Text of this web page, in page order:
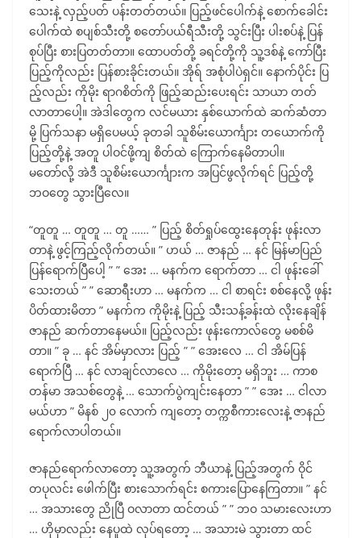
သေးနဲ့ လှည့်ပတ် ပန်းတတ်တယ်။ ပြည့်ဖင်ပေါက်နဲ့ စောက်ခေါင်း
ပေါက်ထဲ စပျစ်သီးတို့ စတော်ပယ်ရီသီးတို့ သွင်းပြီး ပါးစပ်နဲ့ ပြန်
စုပ်ပြီး စားပြတတ်တာ။ ထောပတ်တို့ ခရင်တို့ကို သူ့ဒစ်နဲ့ ကော်ပြီး
ပြည့်ကိုလည်း ပြန်စားခိုင်းတယ်။ အိုရ် အစုံပါပဲရှင်။ နောက်ပိုင်း ပြ
ည့်လည်း ကိုမိုး ရာဂစိတ်ကို ဖြည့်ဆည်းပေးရင်း သာယာ တတ်
လာတာပေါ့။ အဲဒါတွေက လင်မယား နှစ်ယောက်ထဲ ဆက်ဆံတာ
မို့ ပြက်သနာ မရှိပေမယ့် ခုတခါ သူစိမ်းယောင်္ကျား တယောက်ကို
ပြည့်တို့နဲ့ အတူ ပါဝင်ဖို့ကျ စိတ်ထဲ ကြောက်နေမိတာပါ။
မတော်လို့ အဲဒီ သူစိမ်းယောင်္ကျားက အပြင်ဖွလိုက်ရင် ပြည့်တို့
ဘဝတွေ သွားပြီလေ။
“တူတူ … တူတူ … တူ …… ” ပြည့် စိတ်ရှုပ်ထွေးနေတုန်း ဖုန်းလာ
တာနဲ့ ဖွင့်ကြည့်လိုက်တယ်။ ” ဟယ် … ဇာနည် … နင် မြန်မာပြည်
ပြန်ရောက်ပြီပေါ့ ” ” အေး … မနက်က ရောက်တာ … ငါ ဖုန်းခေါ်
သေးတယ် ” ” ဆောရီးဟာ … မနက်က … ငါ စာရင်း စစ်နေလို့ ဖုန်း
ပိတ်ထားမိတာ ” မနက်က ကိုမိုးနဲ့ ပြည့် သီးသန့်ခန်းထဲ လိုးနေချိန်
ဇာနည် ဆက်တာနေမယ်။ ပြည့်လည်း ဖုန်းကောလ်တွေ မစစ်မိ
တာ။ ” ခု … နင် အိမ်မှာလား ပြည့် ” ” အေးလေ … ငါ အိမ်ပြန်
ရောက်ပြီ … နင် လာချင်လာလေ … ကိုမိုးတော့ မရှိဘူး … ကာစ
တန်မာ အသစ်တွေနဲ့ … သောက်ပွဲကျင်းနေတာ ” ” အေး … ငါလာ
မယ်ဟာ ” မိနစ် ၂၀ လောက် ကျတော့ တက္ကစီကားလေးနဲ့ ဇာနည်
ရောက်လာပါတယ်။
ဇာနည်ရောက်လာတော့ သူ့အတွက် ဘီယာနဲ့ ပြည့်အတွက် ဝိုင်
တပုလင်း ဖေါက်ပြီး စားသောက်ရင်း စကားပြောနေကြတာ။ ” နင်
… အသားတွေ ညိုပြီ ဝလာတာ ထင်တယ် ” ” ဘဝ သမားလေးဟာ
… ဟိုမှာလည်း နေပူထဲ လုပ်ရတော့ … အသားမဲ သွားတာ ထင်